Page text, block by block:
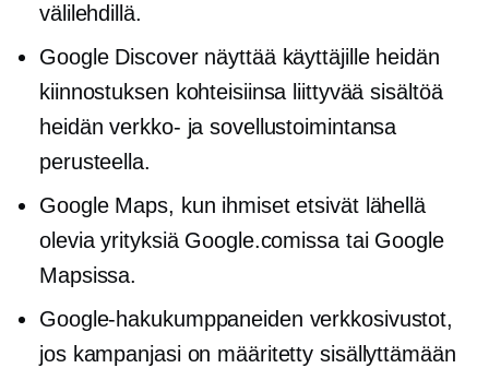
välilehdillä.
Google Discover näyttää käyttäjille heidän
kiinnostuksen kohteisiinsa liittyvää sisältöä
heidän verkko- ja sovellustoimintansa
perusteella.
Google Maps, kun ihmiset etsivät lähellä
olevia yrityksiä Google.comissa tai Google
Mapsissa.
Google-hakukumppaneiden verkkosivustot,
jos kampanjasi on määritetty sisällyttämään